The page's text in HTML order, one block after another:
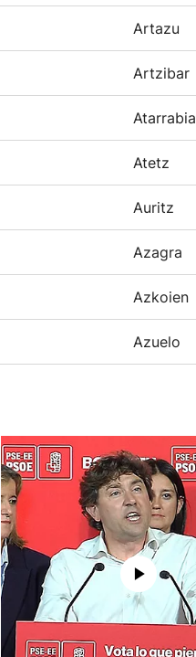
Artazu
Artzibar
Atarrabia
Atetz
Auritz
Azagra
Azkoien
Azuelo